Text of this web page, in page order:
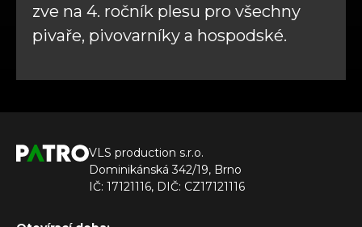
zve na 4. ročník plesu pro všechny
pivaře, pivovarníky a hospodské.
VLS production s.r.o.
Dominikánská 342/19, Brno
IČ: 17121116, DIČ: CZ17121116